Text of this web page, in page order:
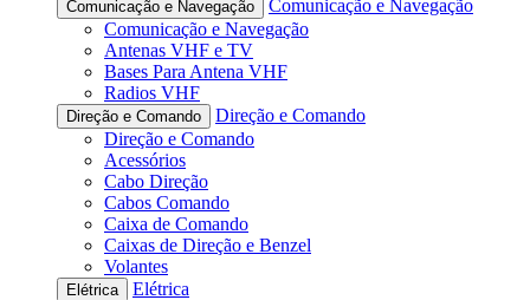
Comunicação e Navegação
Comunicação e Navegação
Comunicação e Navegação
Antenas VHF e TV
Bases Para Antena VHF
Radios VHF
Direção e Comando
Direção e Comando
Direção e Comando
Acessórios
Cabo Direção
Cabos Comando
Caixa de Comando
Caixas de Direção e Benzel
Volantes
Elétrica
Elétrica